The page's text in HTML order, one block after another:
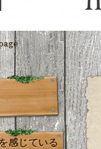
感じている